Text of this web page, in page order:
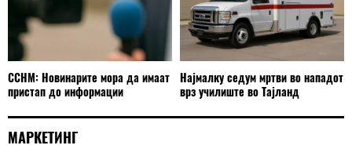
ССНМ: Новинарите мора да имаат
пристап до информации
Најмалку седум мртви во нападот
врз училиште во Тајланд
МАРКЕТИНГ